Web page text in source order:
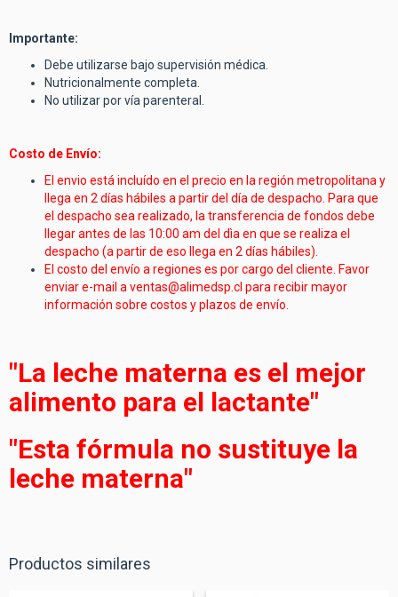
Importante:
Debe utilizarse bajo supervisión médica.
Nutricionalmente completa.
No utilizar por vía parenteral.
Costo de Envío:
El envio está incluído en el precio en la región metropolitana y
llega en 2 días hábiles a partir del día de despacho. Para que
el despacho sea realizado, la transferencia de fondos debe
llegar antes de las 10:00 am del dìa en que se realiza el
despacho (a partir de eso llega en 2 días hábiles).
El costo del envío a regiones es por cargo del cliente. Favor
enviar e-mail a ventas@alimedsp.cl para recibir mayor
información sobre costos y plazos de envío.
"La leche materna es el mejor
alimento para el lactante"
"Esta fórmula no sustituye la
leche materna"
Productos similares